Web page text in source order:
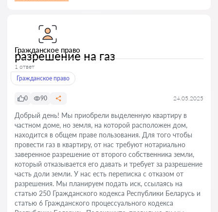
Гражданское право
разрешение на газ
1 ответ
Гражданское право
0 90 24.05.2025
Добрый день! Мы приобрели выделенную квартиру в
частном доме, но земля, на которой расположен дом,
находится в общем праве пользования. Для того чтобы
провести газ в квартиру, от нас требуют нотариально
заверенное разрешение от второго собственника земли,
который отказывается его давать и требует за разрешение
часть доли земли. У нас есть переписка с отказом от
разрешения. Мы планируем подать иск, ссылаясь на
статью 250 Гражданского кодекса Республики Беларусь и
статью 6 Гражданского процессуального кодекса